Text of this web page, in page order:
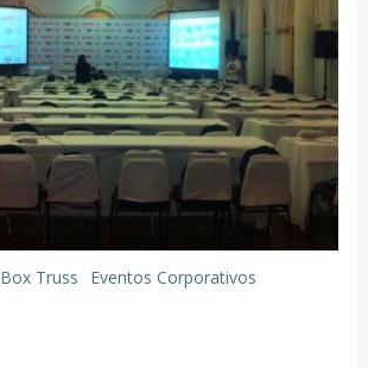
Box Truss
Eventos Corporativos